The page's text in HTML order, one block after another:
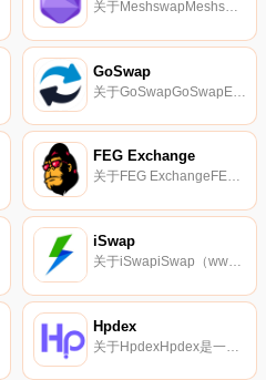
关于MeshswapMeshswap是一种独特的自主金融协议,它提供了各种创收机会,如Swap、Lend、Leverage farm和在Polygon网络上入股,这在传统金融中是不可能的.
GoSwap
FEG Exchange
关于FEG ExchangeFEGex（fegeexchange.com）FEG Exchange（“FEGex”）是一个多链去中心化交易所,从头开始构建,专注于使交易更容易、更有回报的创新功能.
iSwap
关于iSwapiSwap（www.iswap.com）是一种跨链聚合协议,通过在几个公共链上部署聚合器来实现快速、3秒的跨链事务。目前支持以太坊、火币生态链（HECO）、币安智能链（BSC）、OKExChain和Polygon.
Hpdex